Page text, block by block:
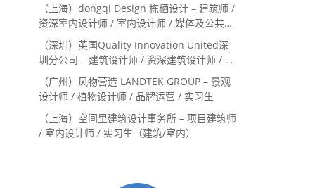
（上海）dongqi Design 栋栖设计 – 建筑师 /
资深室内设计师 / 室内设计师 / 媒体及公共关
系主管 / 设计实习生（常年招聘）
（深圳）英国Quality Innovation United深
圳分公司 – 建筑设计师 / 资深建筑设计师 / 室
内设计师 / 设计实习生
（广州）风物营造 LANDTEK GROUP – 景观
设计师 / 植物设计师 / 品牌运营 / 实习生
（上海）空间里建筑设计事务所 – 项目建筑师
/ 室内设计师 / 实习生（建筑/室内）